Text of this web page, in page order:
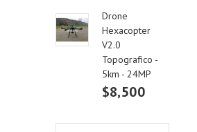
Drone
Hexacopter
V2.0
Topografico -
5km - 24MP
$8,500